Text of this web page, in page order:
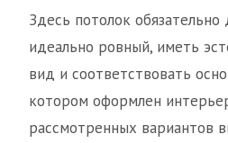
Здесь потолок
идеально ровный, иметь
вид и соответствовать
котором оформлен
рассмотренных вариантов